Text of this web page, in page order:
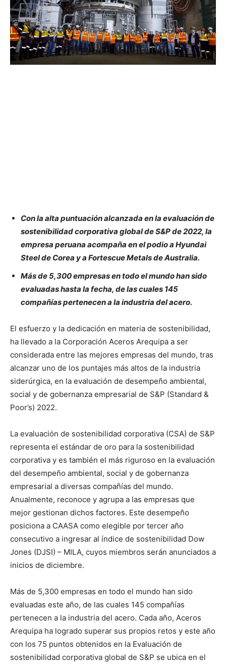
Con la alta puntuación alcanzada en la evaluación de
sostenibilidad corporativa global de S&P de 2022, la
empresa peruana acompaña en el podio a Hyundai
Steel de Corea y a Fortescue Metals de Australia.
Más de 5,300 empresas en todo el mundo han sido
evaluadas hasta la fecha, de las cuales 145
compañías pertenecen a la industria del acero.
El esfuerzo y la dedicación en materia de sostenibilidad,
ha llevado a la Corporación Aceros Arequipa a ser
considerada entre las mejores empresas del mundo, tras
alcanzar uno de los puntajes más altos de la industria
siderúrgica, en la evaluación de desempeño ambiental,
social y de gobernanza empresarial de S&P (Standard &
Poor’s) 2022.
La evaluación de sostenibilidad corporativa (CSA) de S&P
representa el estándar de oro para la sostenibilidad
corporativa y es también el más riguroso en la evaluación
del desempeño ambiental, social y de gobernanza
empresarial a diversas compañías del mundo.
Anualmente, reconoce y agrupa a las empresas que
mejor gestionan dichos factores. Este desempeño
posiciona a CAASA como elegible por tercer año
consecutivo a ingresar al índice de sostenibilidad Dow
Jones (DJSI) – MILA, cuyos miembros serán anunciados a
inicios de diciembre.
Más de 5,300 empresas en todo el mundo han sido
evaluadas este año, de las cuales 145 compañías
pertenecen a la industria del acero. Cada año, Aceros
Arequipa ha logrado superar sus propios retos y este año
con los 75 puntos obtenidos en la Evaluación de
sostenibilidad corporativa global de S&P se ubica en el